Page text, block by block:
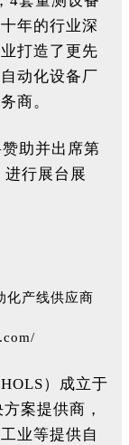
年的行业深
打造了更先
动化设备厂
商。
助并出席第
行展台展
）成立于
案提供商，
业等提供自